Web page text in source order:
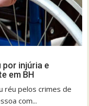
injúria e
em BH
réu pelos crimes de
com...